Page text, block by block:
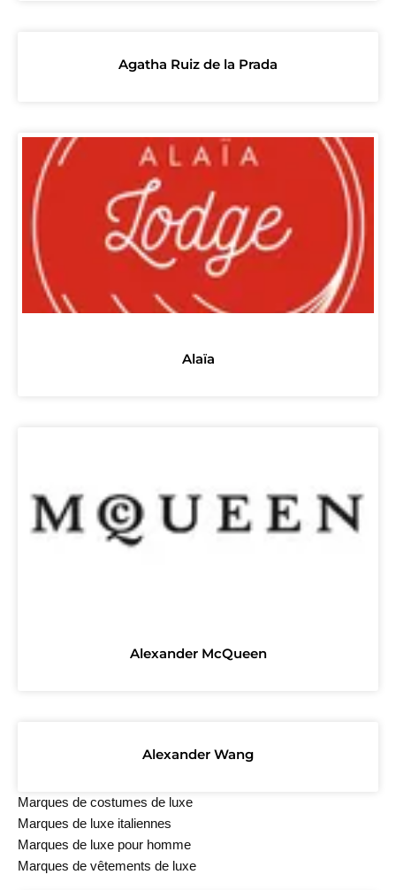
Agatha Ruiz de la Prada
Alaïa
Alexander McQueen
Alexander Wang
Marques de costumes de luxe
Marques de luxe italiennes
Marques de luxe pour homme
Marques de vêtements de luxe